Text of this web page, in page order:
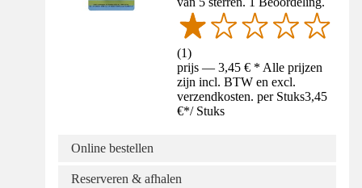
(1)
prijs — 3,45 € * Alle prijzen
zijn incl. BTW en excl.
verzendkosten. per Stuks3,45
€*/ Stuks
Online bestellen
Reserveren & afhalen